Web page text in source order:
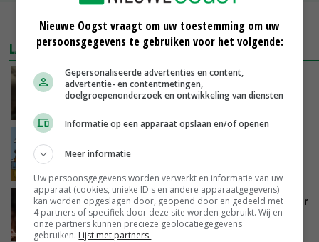
MEER MARKTPRIJZEN
LAATSTE NIEUWS
‘Samenwerking A-ware en Amalthea gaat
zorgen voor meer balans’
groot: Nederland in Europese top
Vlaamse varkensstapel krimpt, pluimveesector
groeit door schaalvergroting
VANDAAG, 15:20
Nieuwe Oogst vraagt om uw toestemming om uw
persoonsgegevens te gebruiken voor het volgende:
Gepersonaliseerde advertenties en content,
advertentie- en contentmetingen,
doelgroepenonderzoek en ontwikkeling van diensten
Informatie op een apparaat opslaan en/of openen
Meer informatie
Uw persoonsgegevens worden verwerkt en informatie van uw
apparaat (cookies, unieke ID's en andere apparaatgegevens)
kan worden opgeslagen door, geopend door en gedeeld met
4 partners of specifiek door deze site worden gebruikt. Wij en
onze partners kunnen precieze geolocatiegegevens
gebruiken. Lijst met partners.